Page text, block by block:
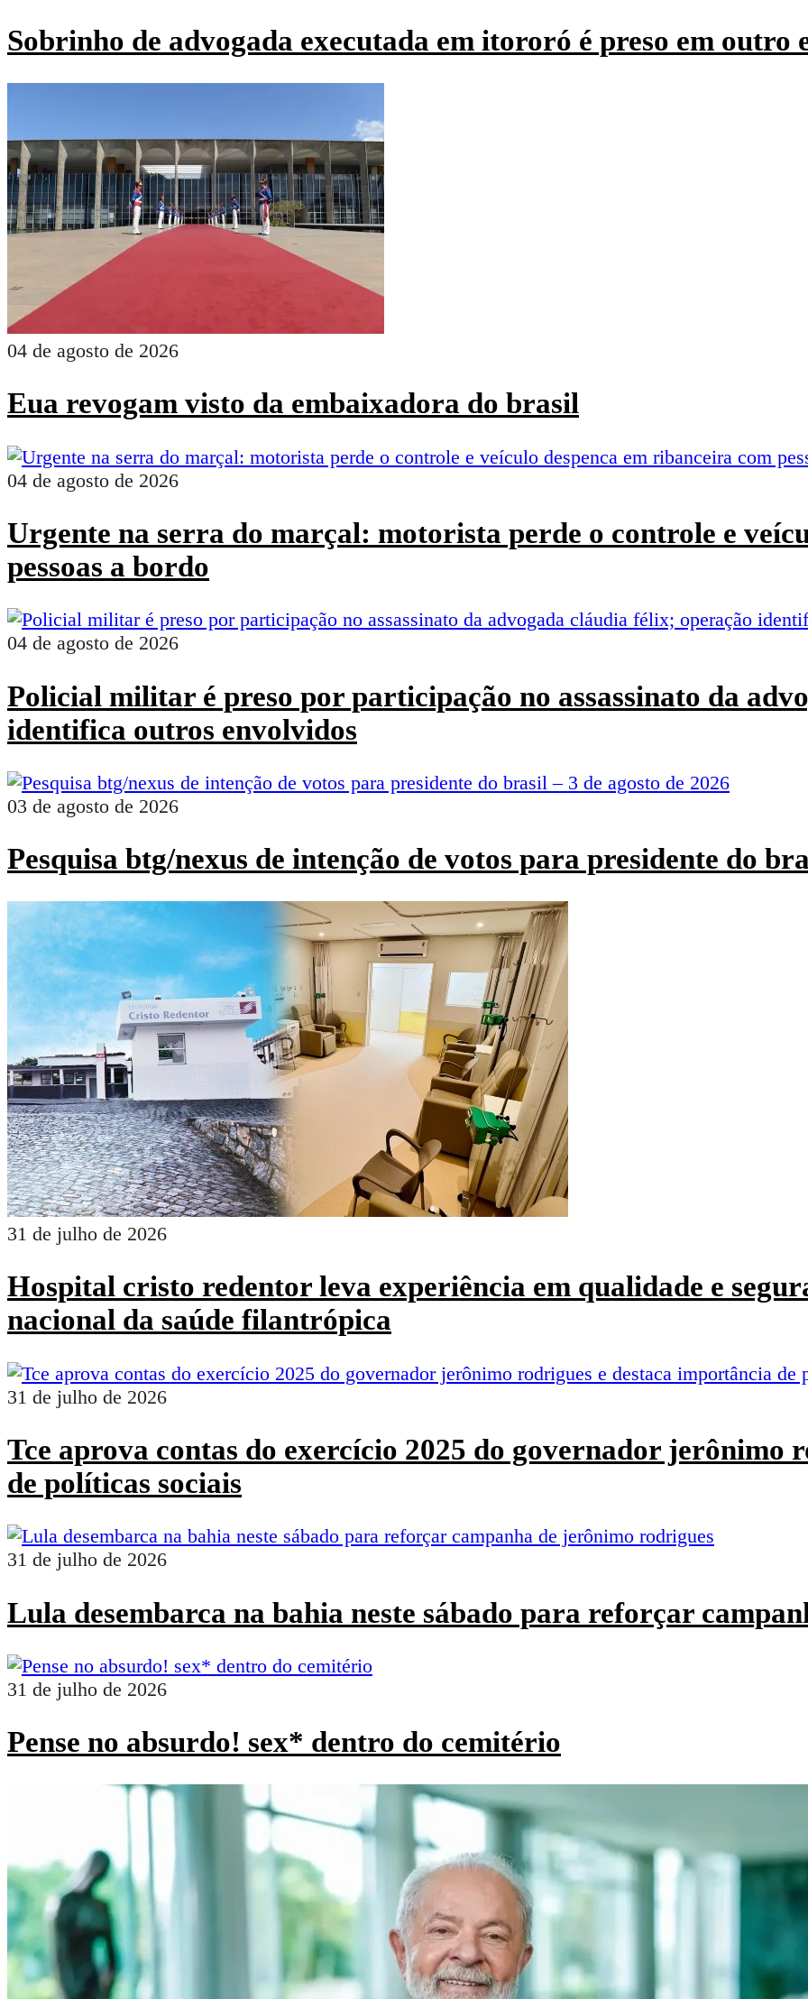
Sobrinho de advogada executada em itororó é preso em outro
04 de agosto de 2026
Eua revogam visto da embaixadora do brasil
04 de agosto de 2026
Urgente na serra do marçal: motorista perde o controle e
pessoas a bordo
04 de agosto de 2026
Policial militar é preso por participação no assassinato da
identifica outros envolvidos
03 de agosto de 2026
Pesquisa btg/nexus de intenção de votos para presidente do
31 de julho de 2026
Hospital cristo redentor leva experiência em qualidade e
nacional da saúde filantrópica
31 de julho de 2026
Tce aprova contas do exercício 2025 do governador jerônimo
de políticas sociais
31 de julho de 2026
Lula desembarca na bahia neste sábado para reforçar
31 de julho de 2026
Pense no absurdo! sex* dentro do cemitério